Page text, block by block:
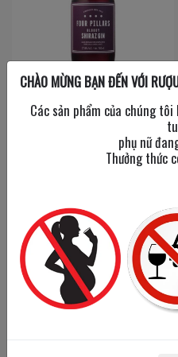
Four Pillars Bloody
Shiraz Gin
38%
CHÀO MỪNG BẠN ĐẾN VỚI
Các sản phẩm của chúng
phụ nữ
Thưởng thức